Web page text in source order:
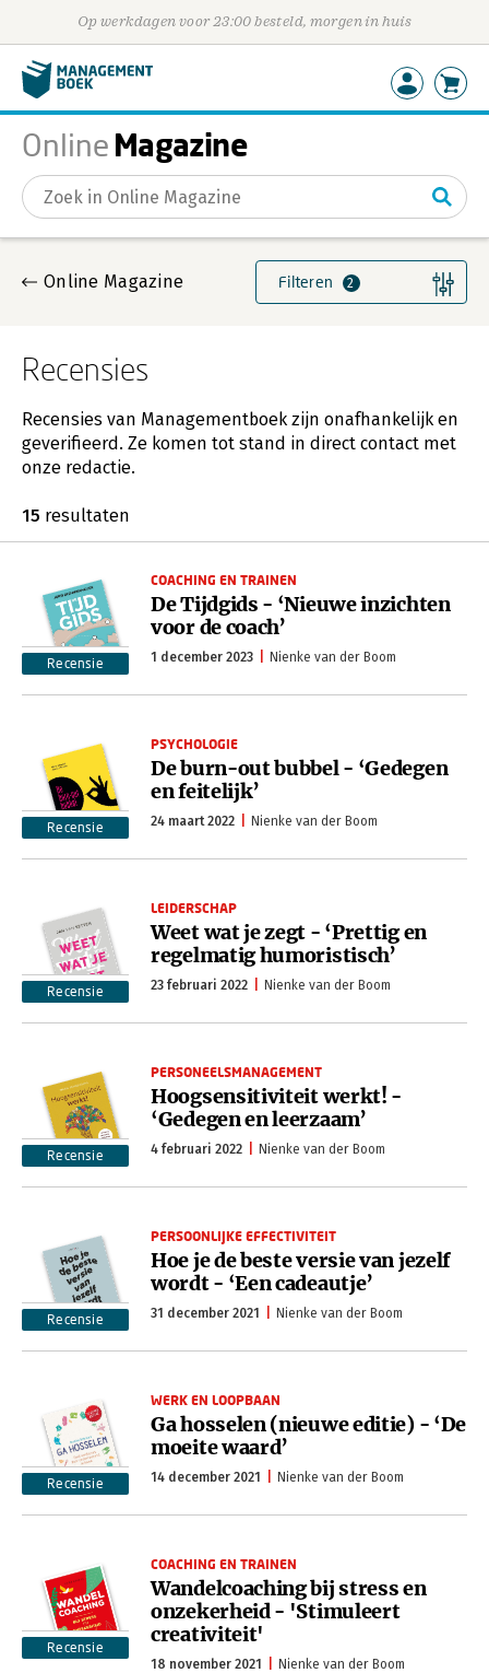
Op werkdagen voor 23:00 besteld, morgen in huis
Online Magazine
Gevonden artikelen
Online Magazine Filteren 2
Recensies
Recensies van Managementboek zijn onafhankelijk en
geverifieerd. Ze komen tot stand in direct contact met
onze redactie.
15 resultaten
Recensie
COACHING EN TRAINEN
De Tijdgids - ‘Nieuwe inzichten
voor de coach’
1 december 2023 Nienke van der Boom
Recensie
PSYCHOLOGIE
De burn-out bubbel - ‘Gedegen
en feitelijk’
24 maart 2022 Nienke van der Boom
Recensie
LEIDERSCHAP
Weet wat je zegt - ‘Prettig en
regelmatig humoristisch’
23 februari 2022 Nienke van der Boom
Recensie
PERSONEELSMANAGEMENT
Hoogsensitiviteit werkt! -
‘Gedegen en leerzaam’
4 februari 2022 Nienke van der Boom
Recensie
PERSOONLIJKE EFFECTIVITEIT
Hoe je de beste versie van jezelf
wordt - ‘Een cadeautje’
31 december 2021 Nienke van der Boom
Recensie
WERK EN LOOPBAAN
Ga hosselen (nieuwe editie) - ‘De
moeite waard’
14 december 2021 Nienke van der Boom
Recensie
COACHING EN TRAINEN
Wandelcoaching bij stress en
onzekerheid - 'Stimuleert
creativiteit'
18 november 2021 Nienke van der Boom